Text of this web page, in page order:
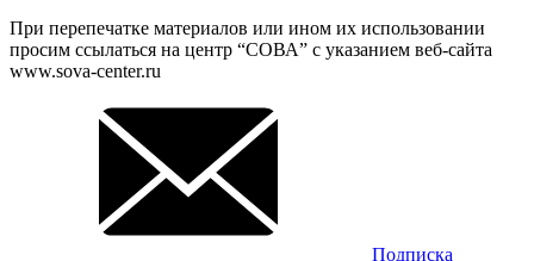
При перепечатке материалов или ином их использовании
просим ссылаться на центр “СОВА” с указанием веб-сайта
www.sova-center.ru
Подписка